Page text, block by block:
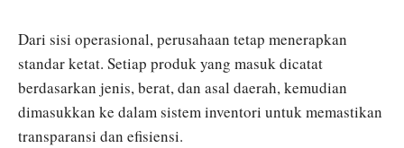
Dari sisi operasional, perusahaan tetap menerapkan
standar ketat. Setiap produk yang masuk dicatat
berdasarkan jenis, berat, dan asal daerah, kemudian
dimasukkan ke dalam sistem inventori untuk memastikan
transparansi dan efisiensi.